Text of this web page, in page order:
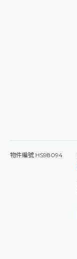
物件編號 HS98094